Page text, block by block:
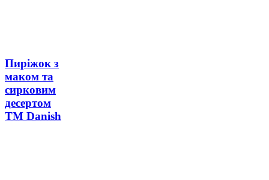
Пиріжок з
маком та
сирковим
десертом
ТМ Danish